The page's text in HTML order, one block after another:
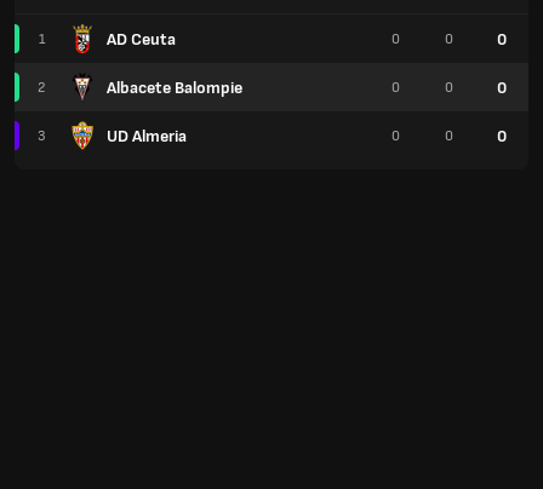
1 AD Ceuta
2 Albacete Balompie
3 UD Almeria
0 0 0
0 0 0
0 0 0